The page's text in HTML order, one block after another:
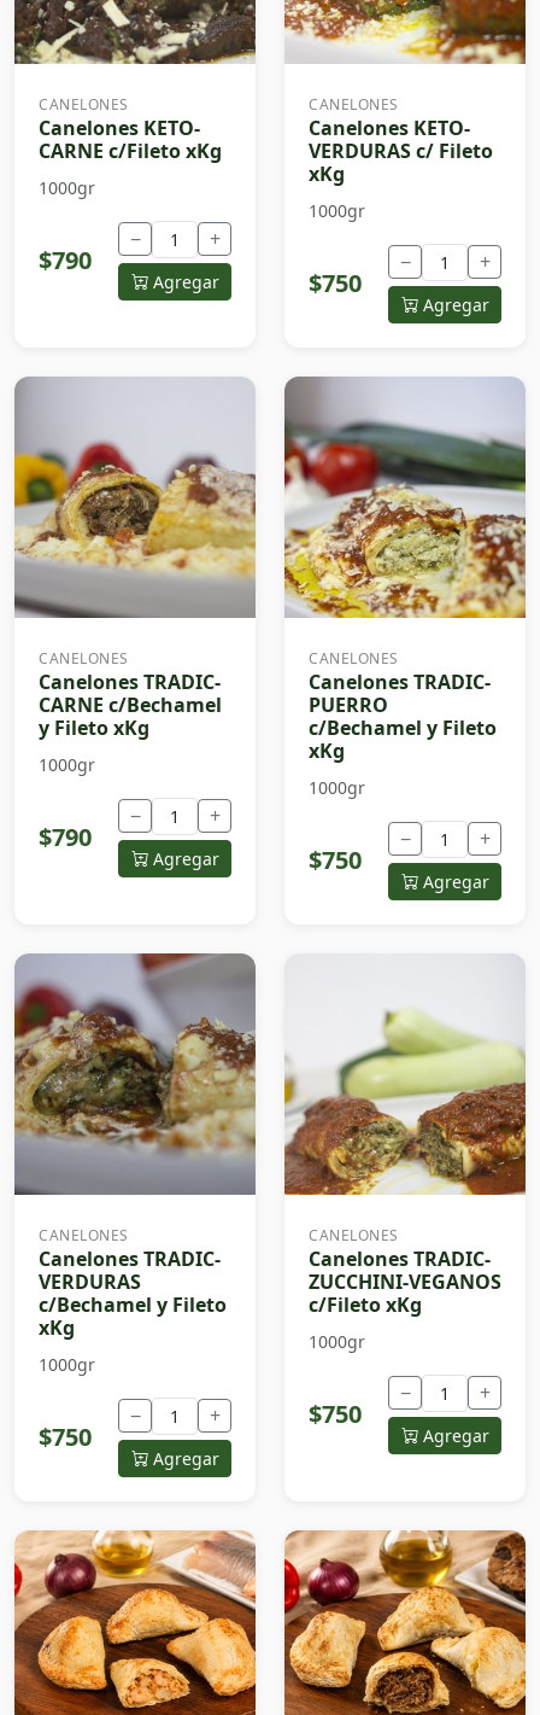
CANELONES
Canelones KETO-
CARNE c/Fileto xKg
1000gr
$790
− +
Agregar
CANELONES
Canelones KETO-
VERDURAS c/ Fileto
xKg
1000gr
$750
− +
Agregar
CANELONES
Canelones TRADIC-
CARNE c/Bechamel
y Fileto xKg
1000gr
$790
− +
Agregar
CANELONES
Canelones TRADIC-
PUERRO
c/Bechamel y Fileto
xKg
1000gr
$750
− +
Agregar
CANELONES
Canelones TRADIC-
VERDURAS
c/Bechamel y Fileto
xKg
1000gr
$750
− +
Agregar
CANELONES
Canelones TRADIC-
ZUCCHINI-VEGANOS
c/Fileto xKg
1000gr
$750
− +
Agregar